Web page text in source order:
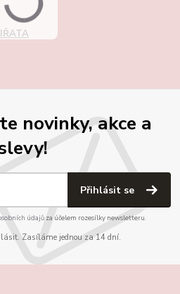
novinky, akce a
Přihlásit se
údajůza účelem rozesílky newsletteru.
Zasíláme jednou za 14 dní.